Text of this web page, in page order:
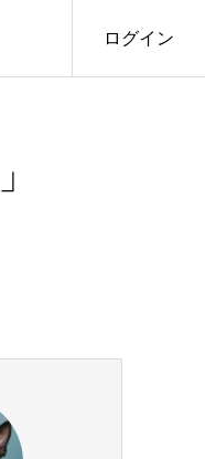
ログイン